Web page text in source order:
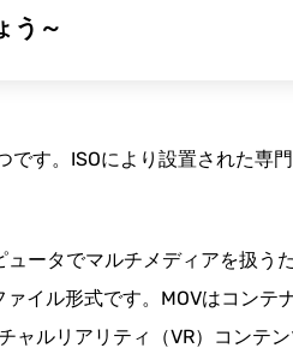
う～
です。ISOにより設置された専
ータでマルチメディアを扱う
イル形式です。MOVはコンテ
ャルリアリティ（VR）コンテ